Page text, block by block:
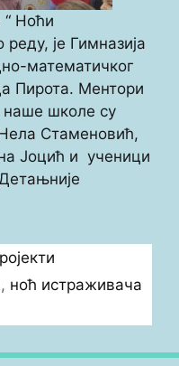
Ноћи
је Гимназија
математичког
Пирота. Ментори
наше школе су
Стаменовић,
Јоцић и ученици
, ноћ истраживача